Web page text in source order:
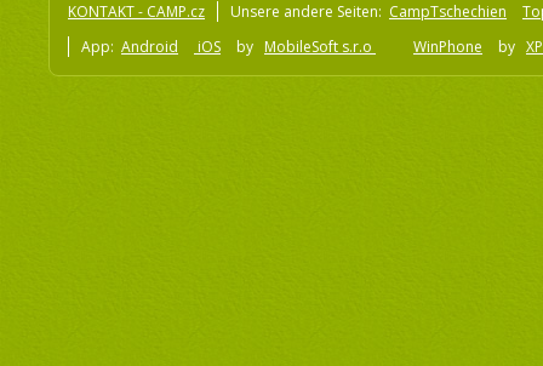
KONTAKT - CAMP.cz Unsere andere Seiten: CampTschechien
App: Android iOS by MobileSoft s.r.o WinPhone by